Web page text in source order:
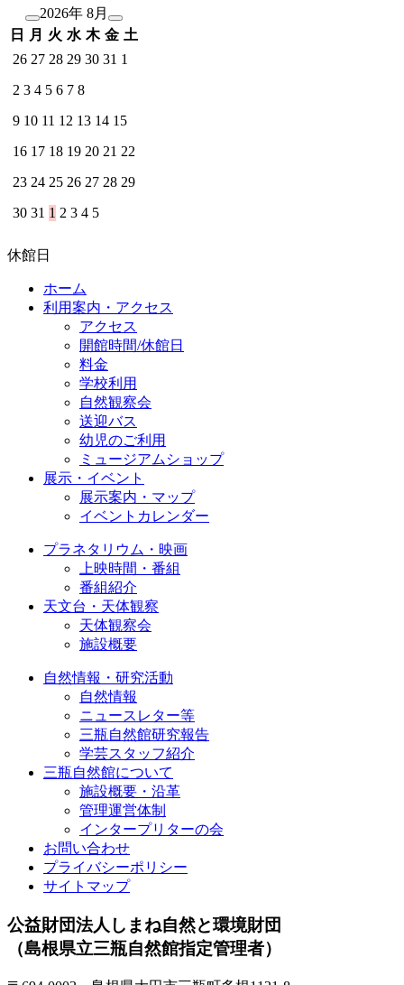
2026年 8月
日
月 火 水 木 金 土
26 27 28 29 30 31 1
2 3 4 5 6 7 8
9 10 11 12 13 14 15
16 17 18 19 20 21 22
23 24 25 26 27 28 29
30 31 1 2 3 4 5
休館日
ホーム
利用案内・アクセス
アクセス
開館時間/休館日
料金
学校利用
自然観察会
送迎バス
幼児のご利用
ミュージアムショップ
展示・イベント
展示案内・マップ
イベントカレンダー
プラネタリウム・映画
上映時間・番組
番組紹介
天文台・天体観察
天体観察会
施設概要
自然情報・研究活動
自然情報
ニュースレター等
三瓶自然館研究報告
学芸スタッフ紹介
三瓶自然館について
施設概要・沿革
管理運営体制
インタープリターの会
お問い合わせ
プライバシーポリシー
サイトマップ
公益財団法人しまね自然と環境財団
（島根県立三瓶自然館指定管理者）